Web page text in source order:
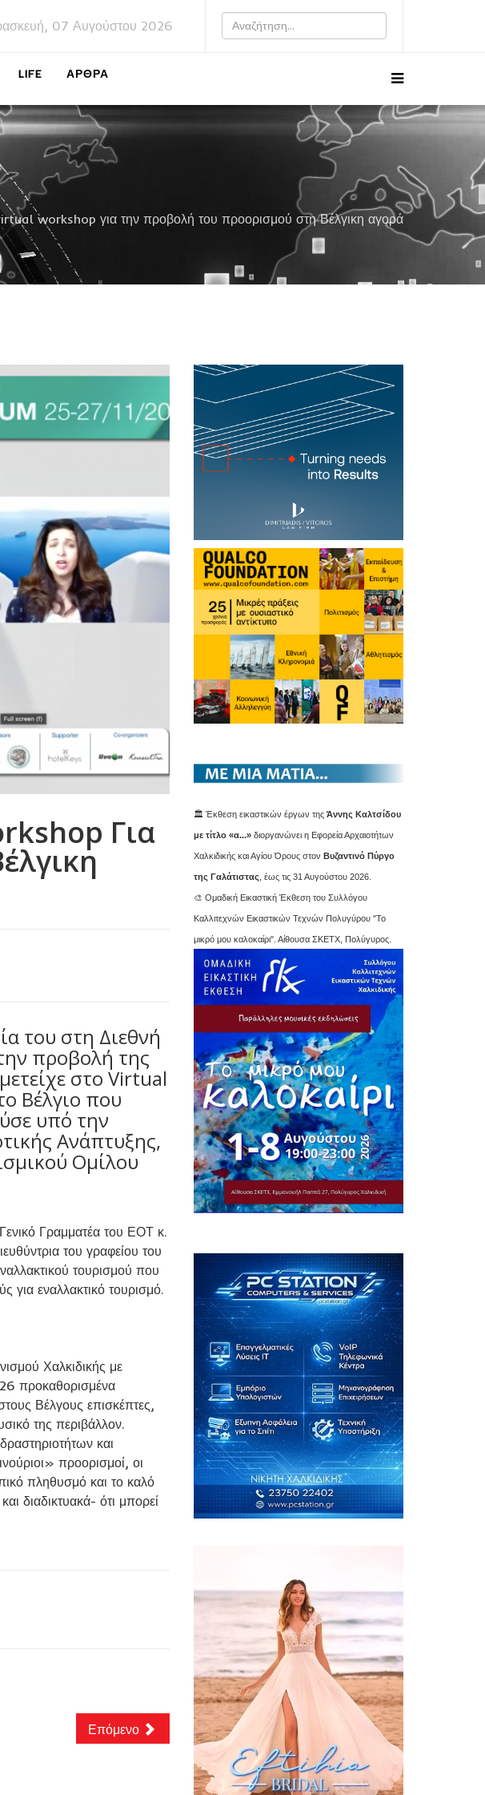
07 Αυγούστου 2026
LIFE ΑΡΘΡΑ
workshop για την προβολή του προορισμού στη Βέλγικη αγορά
Για
του στη Διεθνή
προβολή της
στο Virtual
Βέλγιο που
υπό την
Ανάπτυξης,
Ομίλου
Γραμματέα του ΕΟΤ κ.
του γραφείου του
τουρισμού που
εναλλακτικό τουρισμό.
Χαλκιδικής με
προκαθορισμένα
Βέλγους επισκέπτες,
της περιβάλλον.
και
προορισμοί, οι
πληθυσμό και το καλό
διαδικτυακά- ότι μπορεί
Επόμενο
🏛️ Έκθεση εικαστικών έργων της Άννης Καλτσίδου
με τίτλο «α...»διοργανώνει η Εφορεία Αρχαιοτήτων
Χαλκιδικής και Αγίου Όρους στον Βυζαντινό Πύργο
της Γαλάτιστας , έως τις 31 Αυγούστου 2026.
🎨 Ομαδική Εικαστική Έκθεση του Συλλόγου
Καλλιτεχνών Εικαστικών Τεχνών Πολυγύρου "Το
μικρό μου καλοκαίρι". Αίθουσα ΣΚΕΤΧ, Πολύγυρος.